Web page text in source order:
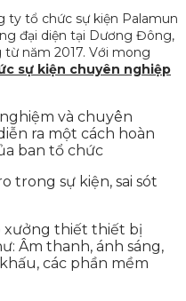
tổ chức sự kiện Palamun
đại diện tại Dương Đông,
từ năm 2017. Với mong
sự kiện chuyên nghiệp
và chuyên
ra một cách hoàn
ban tổ chức
trong sự kiện, sai sót
xưởng thiết thiết bị
Âm thanh, ánh sáng,
các phần mềm